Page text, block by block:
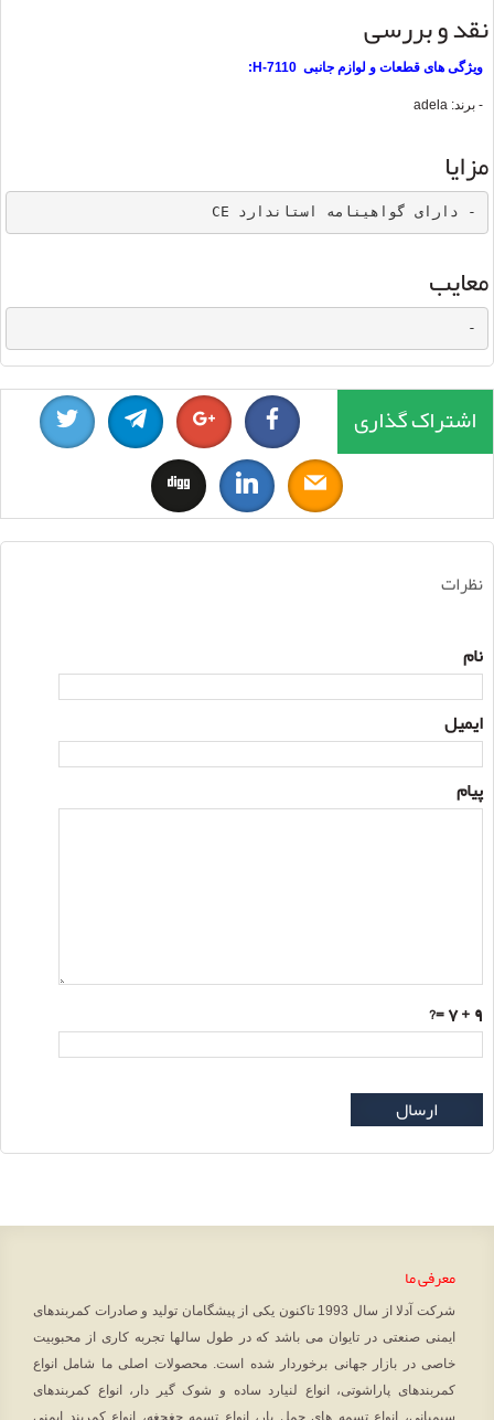
نقد و بررسی
ویژگی های قطعات و لوازم جانبی H-7110:
- برند: adela
مزایا
- دارای گواهینامه استاندارد CE
معایب
-
اشتراک گذاری
نظرات
نام
ایمیل
پیام
9 + 7
=?
ارسال
معرفی ما
شرکت آدلا از سال 1993 تاکنون یکی از پیشگامان تولید و صادرات کمربندهای
ایمنی صنعتی در تایوان می باشد که در طول سالها تجربه کاری از محبوبیت
خاصی در بازار جهانی برخوردار شده است. محصولات اصلی ما شامل انواع
کمربندهای پاراشوتی، انواع لنیارد ساده و شوک گیر دار، انواع کمربندهای
سیمبانی، انواع تسمه های حمل بار، انواع تسمه جغجغه، انواع کمربند ایمنی